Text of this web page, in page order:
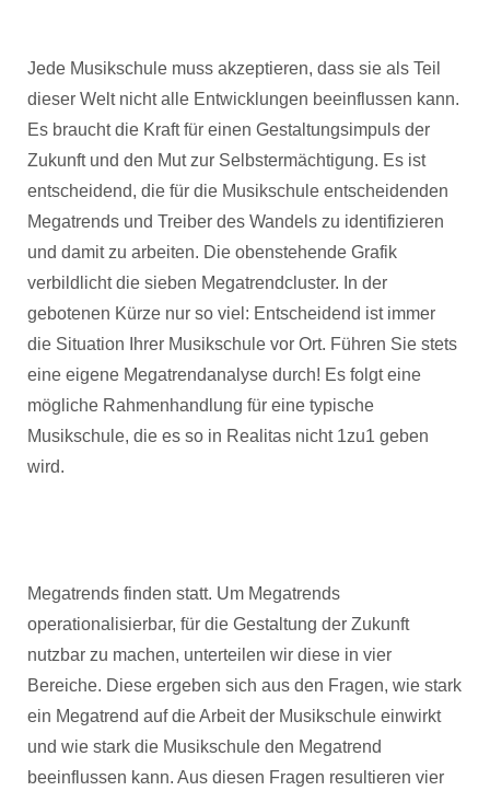
Jede Musikschule muss akzeptieren, dass sie als Teil
dieser Welt nicht alle Entwicklungen beeinflussen kann.
Es braucht die Kraft für einen Gestaltungsimpuls der
Zukunft und den Mut zur Selbstermächtigung. Es ist
entscheidend, die für die Musikschule entscheidenden
Megatrends und Treiber des Wandels zu identifizieren
und damit zu arbeiten. Die obenstehende Grafik
verbildlicht die sieben Megatrendcluster. In der
gebotenen Kürze nur so viel: Entscheidend ist immer
die Situation Ihrer Musikschule vor Ort. Führen Sie stets
eine eigene Megatrendanalyse durch! Es folgt eine
mögliche Rahmenhandlung für eine typische
Musikschule, die es so in Realitas nicht 1zu1 geben
wird.
Megatrends finden statt. Um Megatrends
operationalisierbar, für die Gestaltung der Zukunft
nutzbar zu machen, unterteilen wir diese in vier
Bereiche. Diese ergeben sich aus den Fragen, wie stark
ein Megatrend auf die Arbeit der Musikschule einwirkt
und wie stark die Musikschule den Megatrend
beeinflussen kann. Aus diesen Fragen resultieren vier